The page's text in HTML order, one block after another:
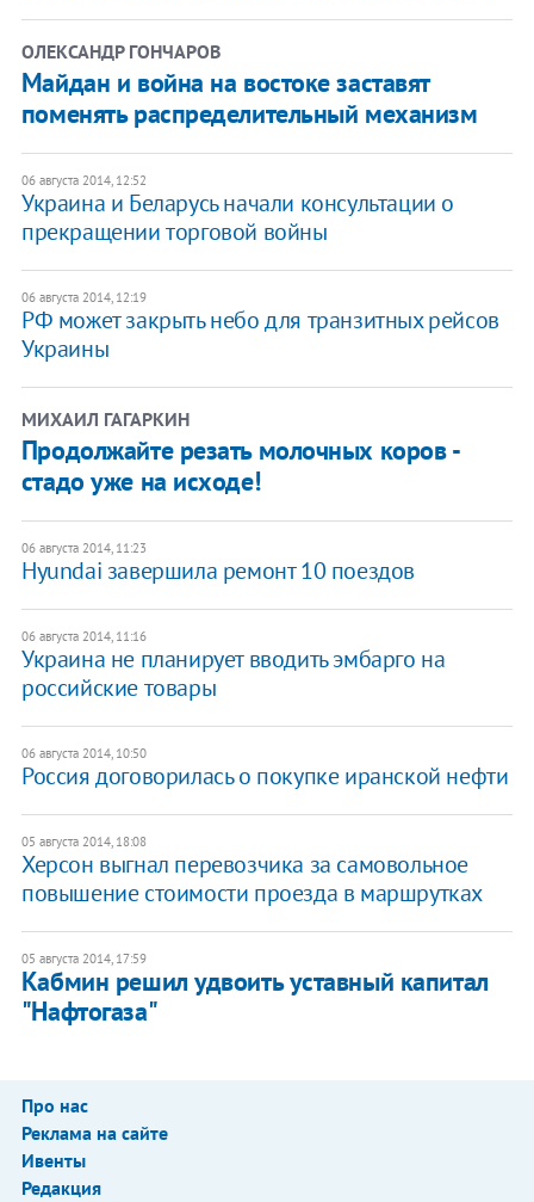
ОЛЕКСАНДР ГОНЧАРОВ
Майдан и война на востоке заставят
поменять распределительный механизм
06 августа 2014, 12:52
Украина и Беларусь начали консультации о
прекращении торговой войны
06 августа 2014, 12:19
РФ может закрыть небо для транзитных рейсов
Украины
МИХАИЛ ГАГАРКИН
Продолжайте резать молочных коров -
стадо уже на исходе!
06 августа 2014, 11:23
Hyundai завершила ремонт 10 поездов
06 августа 2014, 11:16
Украина не планирует вводить эмбарго на
российские товары
06 августа 2014, 10:50
Россия договорилась о покупке иранской нефти
05 августа 2014, 18:08
Херсон выгнал перевозчика за самовольное
повышение стоимости проезда в маршрутках
05 августа 2014, 17:59
Кабмин решил удвоить уставный капитал
"Нафтогаза"
Про нас
Реклама на сайте
Ивенты
Редакция